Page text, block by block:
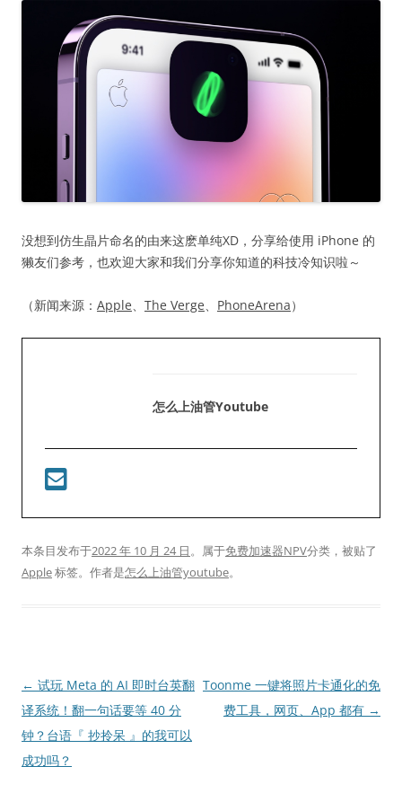
没想到仿生晶片命名的由来这麽单纯XD，分享给使用 iPhone 的
獭友们参考，也欢迎大家和我们分享你知道的科技冷知识啦～
（新闻来源： Apple The Verge PhoneArena）
怎么上油管youtube
本条目发布于2022 年 10 月 24 日。属于免费加速器NPV分类，被贴了
Apple标签。 作者是怎么上油管youtube。
文
章
导
航
← 试玩 Meta 的 AI 即时台英翻
译系统！翻一句话要等 40 分
钟？台语『 抄拎呆 』的我可以
成功吗？
Toonme 一键将照片卡通化的免
费工具，网页、App 都有 →